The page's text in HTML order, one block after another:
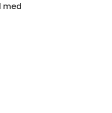
med